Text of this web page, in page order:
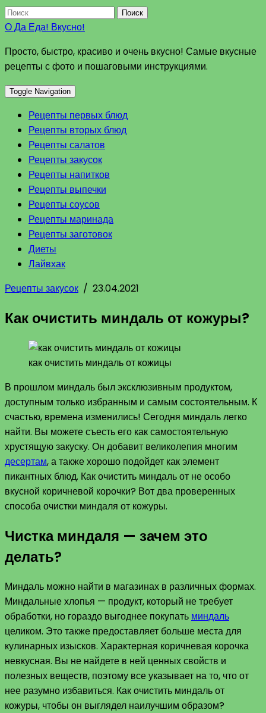
Поиск
О Да Еда! Вкусно!
Просто, быстро, красиво и очень вкусно! Самые вкусные
рецепты с фото и пошаговыми инструкциями.
Toggle Navigation
Рецепты первых блюд
Рецепты вторых блюд
Рецепты салатов
Рецепты закусок
Рецепты напитков
Рецепты выпечки
Рецепты соусов
Рецепты маринада
Рецепты заготовок
Диеты
Лайвхак
Рецепты закусок / 23.04.2021
Как очистить миндаль от кожуры?
как очистить миндаль от кожицы
В прошлом миндаль был эксклюзивным продуктом,
доступным только избранным и самым состоятельным. К
счастью, времена изменились! Сегодня миндаль легко
найти. Вы можете съесть его как самостоятельную
хрустящую закуску. Он добавит великолепия многим
десертам, а также хорошо подойдет как элемент
пикантных блюд. Как очистить миндаль от не особо
вкусной коричневой корочки? Вот два проверенных
способа очистки миндаля от кожуры.
Чистка миндаля — зачем это
делать?
Миндаль можно найти в магазинах в различных формах.
Миндальные хлопья — продукт, который не требует
обработки, но гораздо выгоднее покупать миндаль
целиком. Это также предоставляет больше места для
кулинарных изысков. Характерная коричневая корочка
невкусная. Вы не найдете в ней ценных свойств и
полезных веществ, поэтому все указывает на то, что от
нее разумно избавиться. Как очистить миндаль от
кожуры, чтобы он выглядел наилучшим образом?